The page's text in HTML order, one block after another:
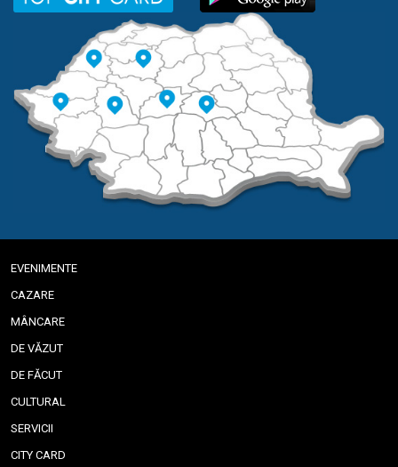
EVENIMENTE
CAZARE
MÂNCARE
DE VĂZUT
DE FĂCUT
CULTURAL
SERVICII
CITY CARD